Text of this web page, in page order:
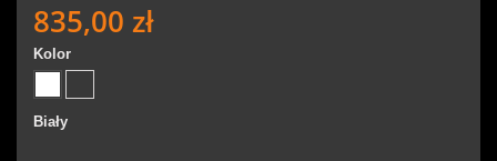
835,00 zł
Kolor
Biały